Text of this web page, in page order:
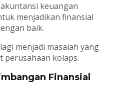
keuangan
menjadikan finansial
baik.
menjadi masalah yang
perusahaan kolaps.
Finansial